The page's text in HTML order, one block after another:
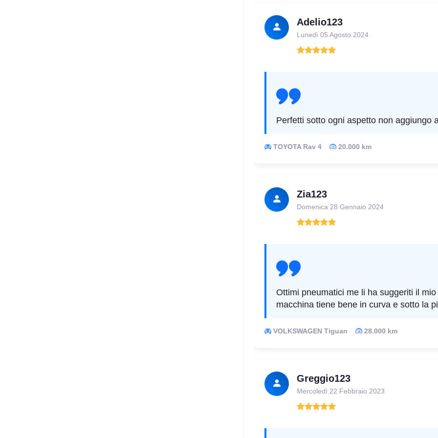
Adelio123
Lunedì 05 Agosto 2024
Perfetti sotto ogni aspetto non aggiungo
TOYOTA Rav 4 20.000 km
Zia123
Domenica 28 Gennaio 2024
Ottimi pneumatici me li ha suggeriti il
macchina tiene bene in curva e sotto la
VOLKSWAGEN Tiguan 28.000 km
Greggio123
Mercoledì 22 Febbraio 2023